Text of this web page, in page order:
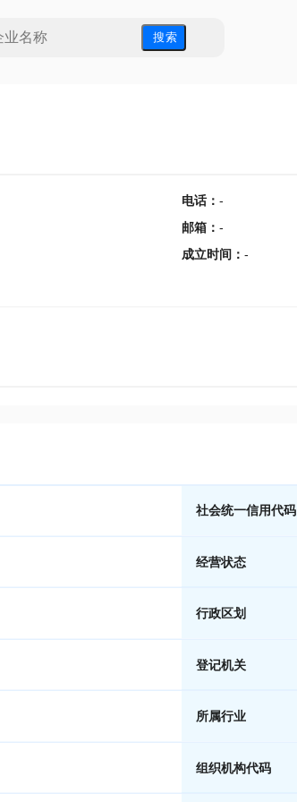
搜 索
电话： -
邮箱 ： -
成立时间 ： -
社会统一信用代码
经营状态
行政区划
登记机关
所属行业
组织机构代码